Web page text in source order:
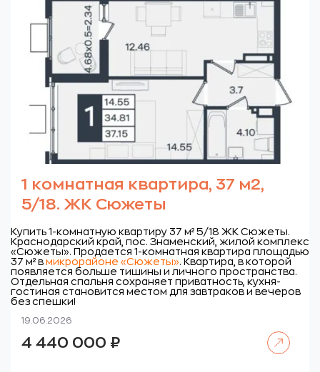
1 комнатная квартира, 37 м2,
5/18. ЖК Сюжеты
Купить 1-комнатную квартиру 37 м² 5/18 ЖК Сюжеты.
Краснодарский край, пос. Знаменский, жилой комплекс
«Сюжеты». Продается 1-комнатная квартира площадью
37 м² в микрорайоне «Сюжеты». Квартира, в которой
появляется больше тишины и личного пространства.
Отдельная спальня сохраняет приватность, кухня-
гостиная становится местом для завтраков и вечеров
без спешки!
19.06.2026
4 440 000 ₽